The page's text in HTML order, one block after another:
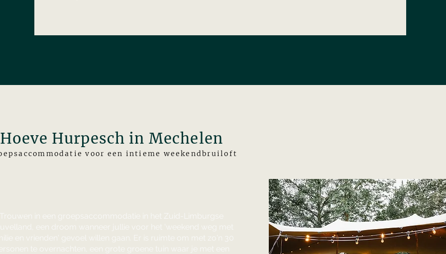
Hoeve Hurpesch in Mechelen
voor een intieme weekendbruiloft
in een groepsaccommodatie in het Zuid-Limburgse
een droom wanneer jullie voor het 'weekend weg met
en vrienden' gevoel willen gaan. Er is ruimte om met zo'n 30
te overnachten, een grote groene tuin waar je met een